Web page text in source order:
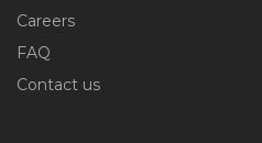
Careers
FAQ
Contact us